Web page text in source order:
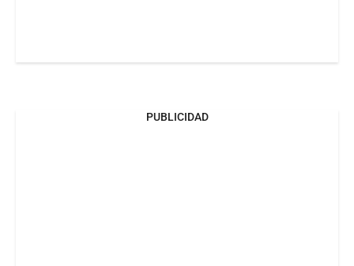
PUBLICIDAD